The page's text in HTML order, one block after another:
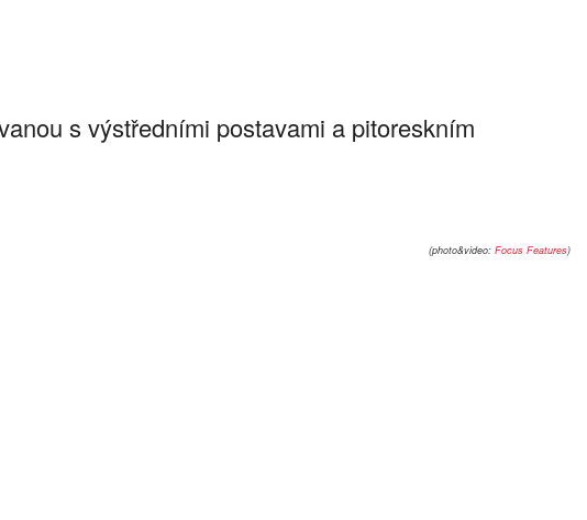
s výstředními postavami a pitoreskním
(photo&video: Focus Features)